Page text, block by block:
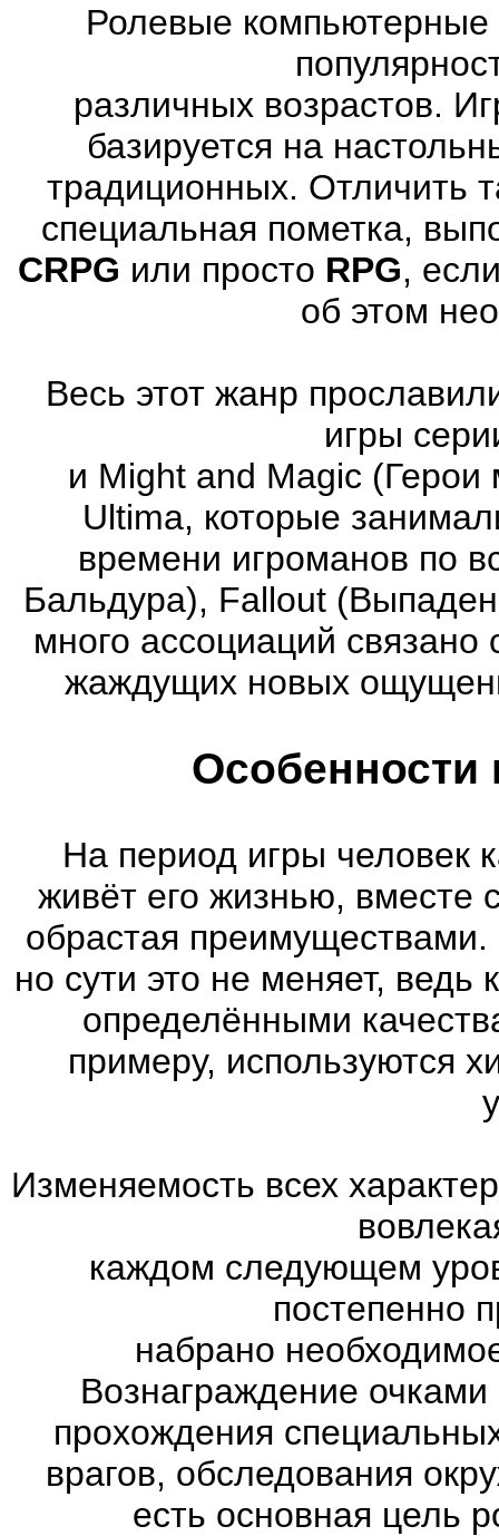
Ролевые компьютерные
различных возрастов.
базируется на
традиционных. Отличить
специальная пометка,
CRPG или просто RPG,
об этом
Весь этот жанр
игры
и Might and Magic
Ultima, которые
времени игроманов по
Бальдура), Fallout
много ассоциаций
жаждущих новых
Особенности
На период игры человек
живёт его жизнью, вместе
обрастая
но сути это не меняет,
определёнными
примеру, используются
Изменяемость всех
каждом следующем
постепенно
набрано
Вознаграждение
прохождения
врагов, обследования
есть основная цель